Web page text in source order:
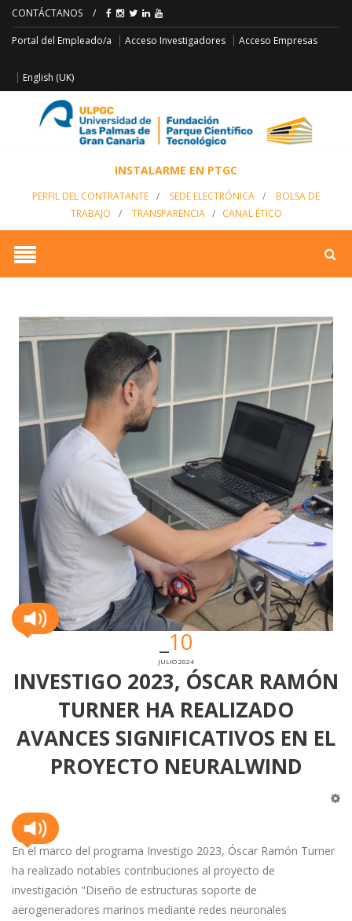
CONTÁCTANOS /
Portal del Empleado/a Acceso Investigadores Acceso Empresas
English (UK)
INSTALARME EN PTGC
PERFIL DEL CONTRATANTE / SEDE ELECTRÓNICA /
BOLSA DE
TRABAJO
/ TRANSPARENCIA/ CANAL ÉTICO
10
JULIO 2024
INVESTIGO 2023, ÓSCAR RAMÓN
TURNER HA REALIZADO
AVANCES SIGNIFICATIVOS EN EL
PROYECTO NEURALWIND
En el marco del programa Investigo 2023, Óscar Ramón Turner
ha realizado notables contribuciones al proyecto de
investigación "Diseño de estructuras soporte de
aerogeneradores marinos mediante redes neuronales